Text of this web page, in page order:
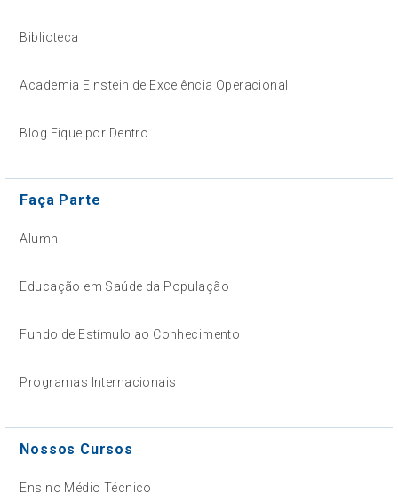
Biblioteca
Academia Einstein de Excelência Operacional
Blog Fique por Dentro
Faça Parte
Alumni
Educação em Saúde da População
Fundo de Estímulo ao Conhecimento
Programas Internacionais
Nossos Cursos
Ensino Médio Técnico